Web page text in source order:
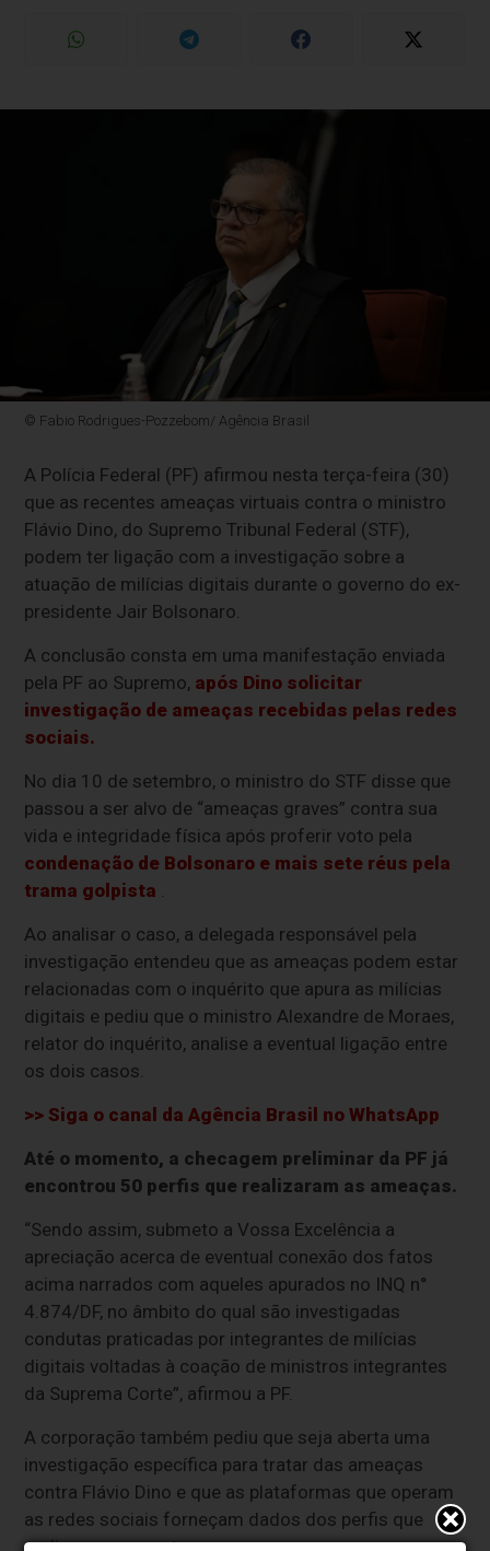
© Fabio Rodrigues-Pozzebom/ Agência Brasil
A Polícia Federal (PF) afirmou nesta terça-feira (30)
que as recentes ameaças virtuais contra o ministro
Flávio Dino, do Supremo Tribunal Federal (STF),
podem ter ligação com a investigação sobre a
atuação de milícias digitais durante o governo do ex-
presidente Jair Bolsonaro.
A conclusão consta em uma manifestação enviada
pela PF ao Supremo, após Dino solicitar
investigação de ameaças recebidas pelas redes
sociais.
No dia 10 de setembro, o ministro do STF disse que
passou a ser alvo de “ameaças graves” contra sua
vida e integridade física após proferir voto pela
condenação de Bolsonaro e mais sete réus pela
trama golpista .
Ao analisar o caso, a delegada responsável pela
investigação entendeu que as ameaças podem estar
relacionadas com o inquérito que apura as milícias
digitais e pediu que o ministro Alexandre de Moraes,
relator do inquérito, analise a eventual ligação entre
os dois casos.
>> Siga o canal daAgência Brasil no WhatsApp
Até o momento, a checagem preliminar da PF já
encontrou 50 perfis que realizaram as ameaças.
“Sendo assim, submeto a Vossa Excelência a
apreciação acerca de eventual conexão dos fatos
acima narrados com aqueles apurados no INQ n°
4.874/DF, no âmbito do qual são investigadas
condutas praticadas por integrantes de milícias
digitais voltadas à coação de ministros integrantes
da Suprema Corte”, afirmou a PF.
A corporação também pediu que seja aberta uma
investigação específica para tratar das ameaças
contra Flávio Dino e que as plataformas que operam
as redes sociais forneçam dados dos perfis que